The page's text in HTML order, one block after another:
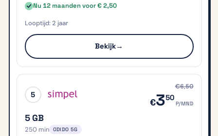
Nu 12 maanden voor € 2,50
2 jaar
Bekijk→
5
5 GB
250 min ODIDO 5G
€6,50
€350
P/MND